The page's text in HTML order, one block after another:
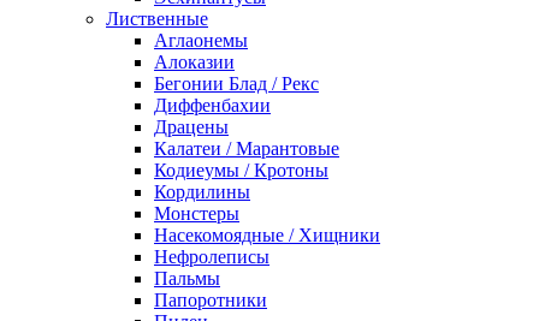
Лиственные
Аглаонемы
Алоказии
Бегонии Блад / Рекс
Диффенбахии
Драцены
Калатеи / Марантовые
Кодиеумы / Кротоны
Кордилины
Монстеры
Насекомоядные / Хищники
Нефролеписы
Пальмы
Папоротники